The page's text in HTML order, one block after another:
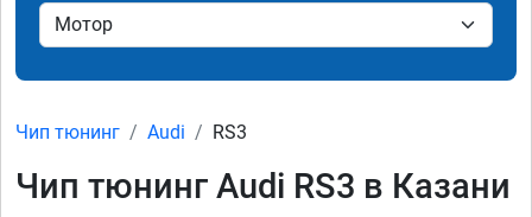
Чип тюнинг Audi RS3
Чип тюнинг Audi RS3 в Казани